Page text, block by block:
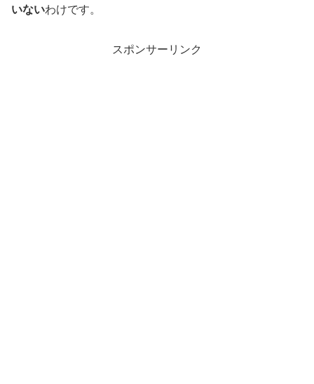
いないわけです。
スポンサーリンク